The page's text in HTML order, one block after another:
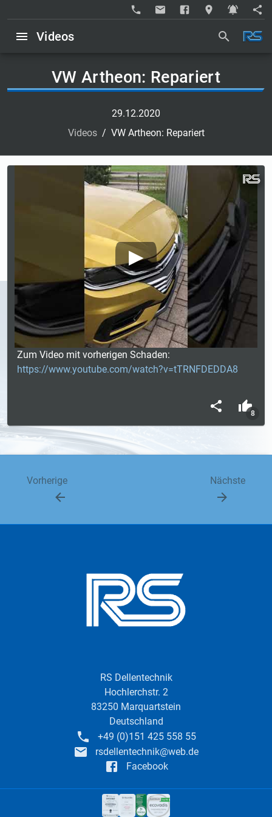
Videos
VW Artheon: Repariert
29.12.2020
Videos / VW Artheon: Repariert
Zum Video mit vorherigen Schaden:
https://www.youtube.com/watch?v=tTRNFDEDDA8
8
Vorherige Nächste
RS Dellentechnik
Hochlerchstr. 2
83250 Marquartstein
Deutschland
+49 (0)151 425 558 55
rsdellentechnik@web.de
Facebook